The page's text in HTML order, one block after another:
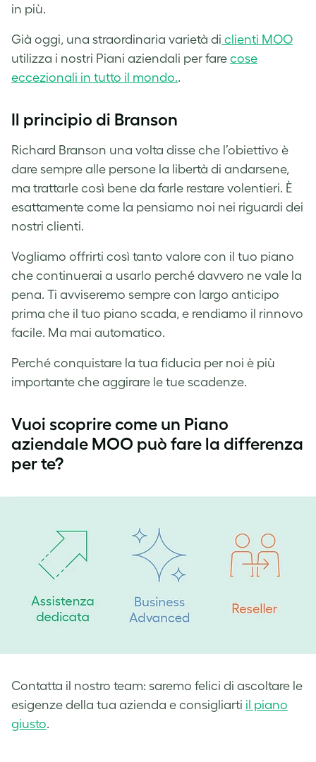
in più.
Già oggi, una straordinaria varietà di clienti MOO
utilizza i nostri Piani aziendali per fare cose
eccezionali in tutto il mondo..
Il principio di Branson
Richard Branson una volta disse che l’obiettivo è
dare sempre alle persone la libertà di andarsene,
ma trattarle così bene da farle restare volentieri. È
esattamente come la pensiamo noi nei riguardi dei
nostri clienti.
Vogliamo offrirti così tanto valore con il tuo piano
che continuerai a usarlo perché davvero ne vale la
pena. Ti avviseremo sempre con largo anticipo
prima che il tuo piano scada, e rendiamo il rinnovo
facile. Ma mai automatico.
Perché conquistare la tua fiducia per noi è più
importante che aggirare le tue scadenze.
Vuoi scoprire come un Piano
aziendale MOO può fare la differenza
per te?
Contatta il nostro team: saremo felici di ascoltare le
esigenze della tua azienda e consigliarti il piano
giusto.